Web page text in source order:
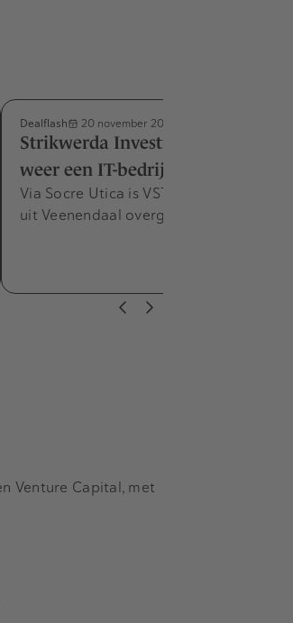
Dealflash 20 november 2023
Strikwerda Investment voegt
weer een IT-bedrijf toe
Via Socre Utica is VST ICT & Telecom
uit Veenendaal overgenomen.
Venture Capital, met